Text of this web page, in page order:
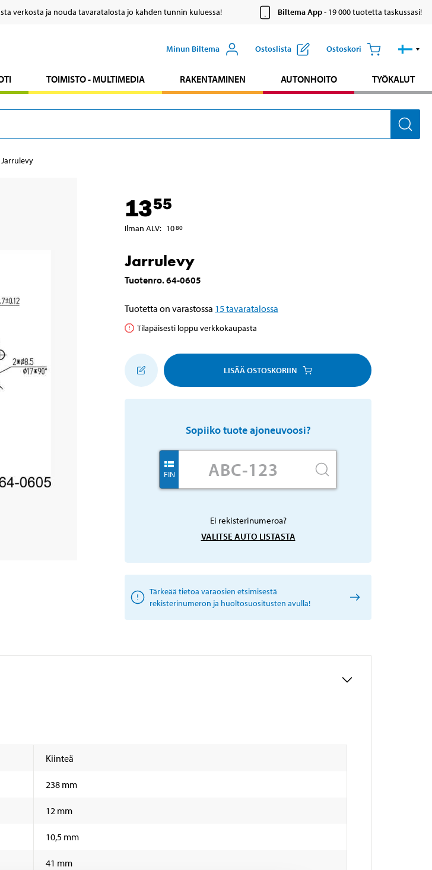
verkosta ja nouda tavaratalosta jo kahden tunnin kuluessa! Biltema App- 19 000 tuotetta taskussasi!
Minun Biltema Ostoslista Ostoskori
TOIMISTO - MULTIMEDIA RAKENTAMINEN AUTONHOITO TYÖKALUT
Jarrulevy
1355
Ilman ALV: 1080
Jarrulevy
Tuotenro.64-0605
Tuotetta on varastossa 15tavaratalossa
Tilapäisesti loppu verkkokaupasta
LISÄÄ OSTOSKORIIN
Sopiiko tuote ajoneuvoosi?
FIN
Ei rekisterinumeroa?
VALITSE AUTO LISTASTA
Tärkeää tietoa varaosien etsimisestä
rekisterinumeron ja huoltosuositusten avulla!
Kiinteä
238 mm
12 mm
10,5 mm
41 mm